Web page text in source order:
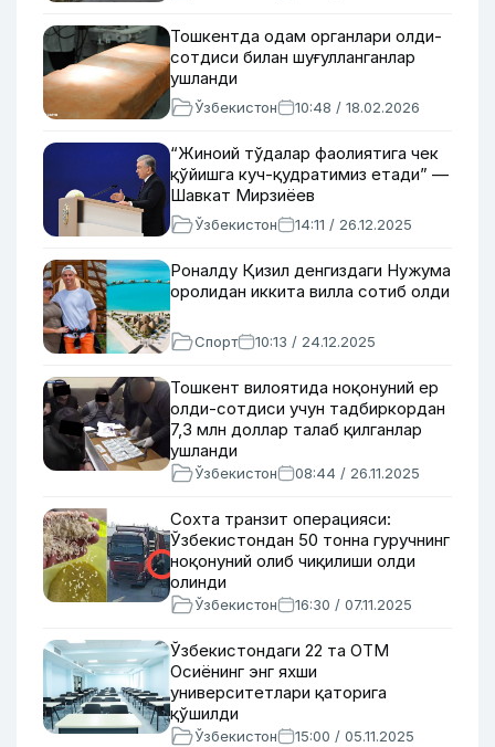
Тошкентда одам органлари олди-
сотдиси билан шуғулланганлар
ушланди
Ўзбекистон 10:48 / 18.02.2026
“Жиноий тўдалар фаолиятига чек
қўйишга куч-қудратимиз етади” —
Шавкат Мирзиёев
Ўзбекистон 14:11 / 26.12.2025
Роналду Қизил денгиздаги Нужума
оролидан иккита вилла сотиб олди
Спорт 10:13 / 24.12.2025
Тошкент вилоятида ноқонуний ер
олди-сотдиси учун тадбиркордан
7,3 млн доллар талаб қилганлар
ушланди
Ўзбекистон 08:44 / 26.11.2025
Сохта транзит операцияси:
Ўзбекистондан 50 тонна гуручнинг
ноқонуний олиб чиқилиши олди
олинди
Ўзбекистон 16:30 / 07.11.2025
Ўзбекистондаги 22 та ОТМ
Осиёнинг энг яхши
университетлари қаторига
қўшилди
Ўзбекистон 15:00 / 05.11.2025